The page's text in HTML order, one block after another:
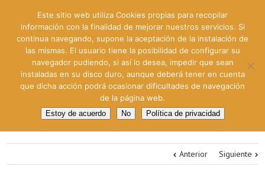
Anterior Siguiente
Este sitio web utiliza Cookies propias para recopilar
información con la finalidad de mejorar nuestros servicios. Si
continua navegando, supone la aceptación de la instalación de
las mismas. El usuario tiene la posibilidad de configurar su
navegador pudiendo, si así lo desea, impedir que sean
instaladas en su disco duro, aunque deberá tener en cuenta
que dicha acción podrá ocasionar dificultades de navegación
de la página web.
Estoy de acuerdo No Política de privacidad